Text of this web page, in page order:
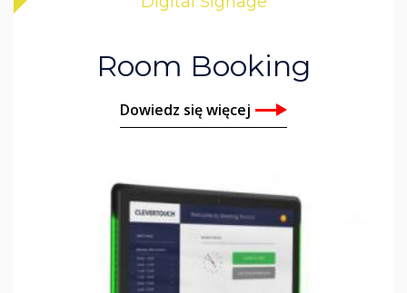
Room Booking
Dowiedz się więcej